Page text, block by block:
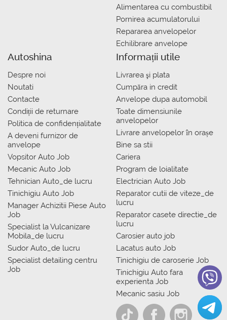
Alimentarea cu combustibil
Pornirea acumulatorului
Repararea anvelopelor
Echilibrare anvelope
Autoshina
Despre noi
Noutati
Contacte
Condiții de returnare
Politica de confidențialitate
A deveni furnizor de
anvelope
Vopsitor Auto Job
Mecanic Auto Job
Tehnician Auto_de lucru
Tinichigiu Auto Job
Manager Achizitii Piese Auto
Job
Specialist la Vulcanizare
Mobila_de lucru
Sudor Auto_de lucru
Specialist detailing centru
Job
Informații utile
Livrarea şi plata
Сumpăra in credit
Anvelope dupa automobil
Toate dimensiunile
anvelopelor
Livrare anvelopelor în orașe
Bine sa stii
Cariera
Program de loialitate
Electrician Auto Job
Reparator cutii de viteze_de
lucru
Reparator casete directie_de
lucru
Carosier auto job
Lacatus auto Job
Tinichigiu de caroserie Job
Tinichigiu Auto fara
experienta Job
Mecanic sasiu Job